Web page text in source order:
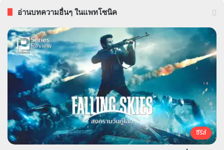
อ่านบทความอื่นๆ ในแพทโซนิค
ซีรีส์